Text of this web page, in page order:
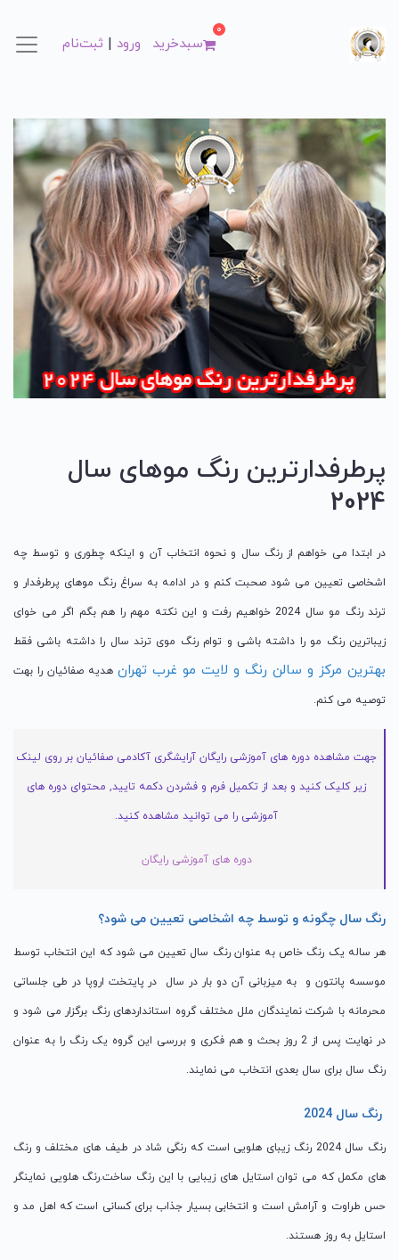
سبد‌خرید
0
ورود | ثبت‌نام
پرطرفدارترین رنگ موهای سال
2024
در ابتدا می خواهم از رنگ سال و نحوه انتخاب آن و اینکه چطوری و توسط چه
اشخاصی تعیین می شود صحبت کنم و در ادامه به سراغ رنگ موهای پرطرفدار و
ترند رنگ مو سال 2024 خواهیم رفت و این نکته مهم را هم بگم اگر می خوای
زیباترین رنگ مو را داشته باشی و توام رنگ موی ترند سال را داشته باشی فقط
بهترین مرکز و سالن رنگ و لایت مو غرب تهران هدیه صفائیان را بهت
توصیه می کنم.
جهت مشاهده دوره های آموزشی رایگان آرایشگری آکادمی صفائیان بر روی لینک
زیر کلیک کنید و بعد از تکمیل فرم و فشردن دکمه تایید, محتوای دوره های
آموزشی را می توانید مشاهده کنید.
دوره های آموزشی رایگان
رنگ سال چگونه و توسط چه اشخاصی تعیین می شود؟
هر ساله یک رنگ خاص به عنوان رنگ سال تعیین می شود که این انتخاب توسط
موسسه پانتون و به میزبانی آن دو بار در سال در پایتخت اروپا در طی جلساتی
محرمانه با شرکت نمایندگان ملل مختلف گروه استانداردهای رنگ برگزار می شود و
در نهایت پس از 2 روز بحث و هم فکری و بررسی این گروه یک رنگ را به عنوان
رنگ سال برای سال بعدی انتخاب می نمایند.
رنگ سال 2024
رنگ سال 2024 رنگ زیبای هلویی است که رنگی شاد در طیف های مختلف و رنگ
های مکمل که می توان استایل های زیبایی با این رنگ ساخت.رنگ هلویی نماینگر
حس طراوت و آرامش است و انتخابی بسیار جذاب برای کسانی است که اهل مد و
استایل به روز هستند.